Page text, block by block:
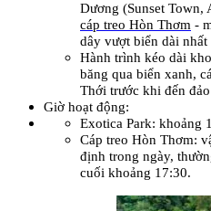
cáp treo Hòn Thơm -
dây vượt biển dài nhất
Hành trình kéo dài
băng qua biển xanh,
Thới trước khi đến
Giờ hoạt động:
Exotica Park: khoảng
Cáp treo Hòn Thơm:
định trong ngày,
cuối khoảng 17:30.